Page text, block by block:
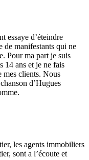
essaye d’éteindre
de manifestants qui ne
Pour ma part je suis
14 ans et je ne fais
mes clients. Nous
d’Hugues
les agents immobiliers
sont a l’écoute et